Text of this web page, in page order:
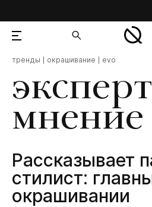
мнение
Рассказывает
стилист:
окрашивании
тренды окрашивание evo